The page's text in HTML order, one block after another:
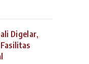
Digelar,